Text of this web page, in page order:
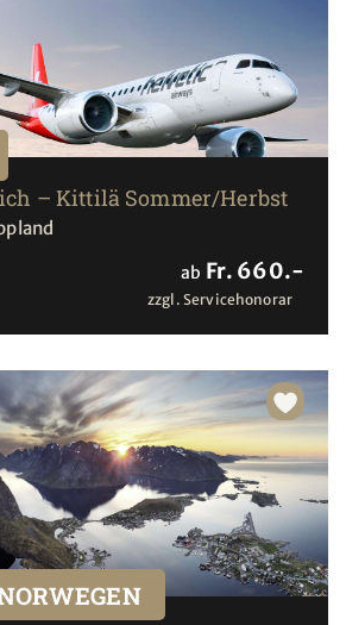
– Kittilä Sommer/Herbst
ab Fr. 660.-
zzgl. Servicehonorar